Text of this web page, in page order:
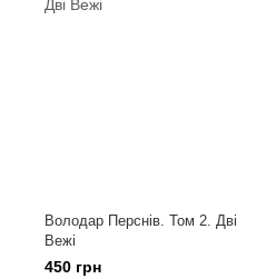
Володар Перснів. Том 2. Дві
Вежі
450 грн